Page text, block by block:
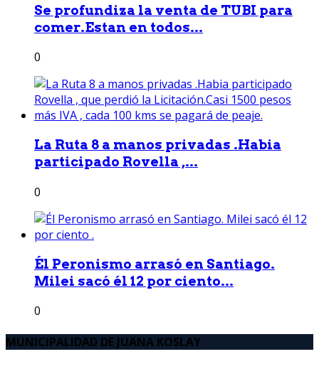
Se profundiza la venta de TUBI para
comer.Estan en todos...
0
La Ruta 8 a manos privadas .Habia
participado Rovella ,...
0
Él Peronismo arrasó en Santiago.
Milei sacó él 12 por ciento...
0
MUNICIPALIDAD DE JUANA KOSLAY